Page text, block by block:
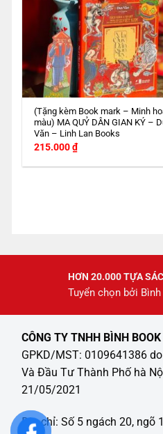
(Tặng kèm Book mark – Minh
màu) MA QUỶ DÂN GIAN KÝ –
Văn – Linh Lan Books
215.000₫
HƠN 20.000 TỰA
Tuyển chọn bởi
CÔNG TY TNHH BÌNH BOOK
GPKD/MST: 0109641386
Và Đầu Tư Thành Phố hà
21/05/2021
Địa chỉ: Số 5 ngách 20, ngõ